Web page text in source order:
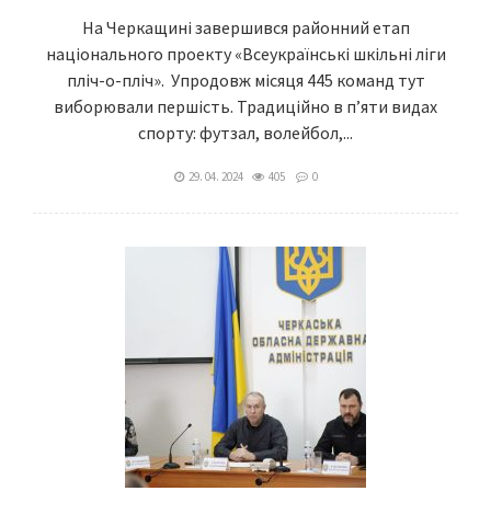
На Черкащині завершився районний етап
національного проекту «Всеукраїнські шкільні ліги
пліч-о-пліч». Упродовж місяця 445 команд тут
виборювали першість. Традиційно в п’яти видах
спорту: футзал, волейбол,...
29. 04. 2024 405 0